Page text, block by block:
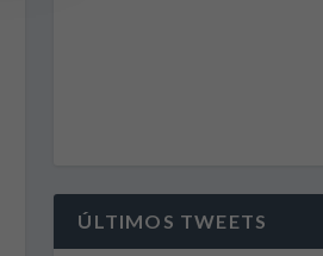
ÚLTIMOS TWEETS